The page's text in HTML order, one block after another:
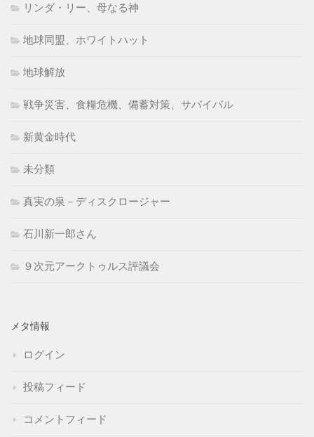
リンダ・リー、母なる神
地球同盟、ホワイトハット
地球解放
戦争災害、食糧危機、備蓄対策、サバイバル
新黄金時代
未分類
真実の泉－ディスクロージャー
石川新一郎さん
９次元アークトゥルス評議会
メタ情報
ログイン
投稿フィード
コメントフィード